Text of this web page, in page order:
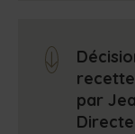
arrow_down
par